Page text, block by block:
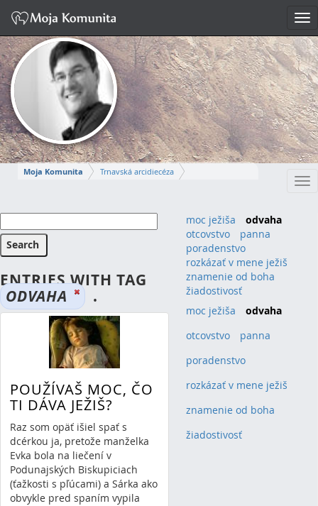
Moja Komunita
Trnavská arcidiecéza
STEFAN PATRIK
ENTRIES WITH TAG
ODVAHA .
POUŽÍVAŠ MOC, ČO
TI DÁVA JEŽIŠ?
Raz som opäť išiel spať s
dcérkou ja, pretože manželka
Evka bola na liečení v
Podunajských Biskupiciach
(ťažkosti s pľúcami) a Sárka ako
obvykle pred spaním vypila
moc ježiša
odvaha
otcovstvo
panna
poradenstvo
rozkázať v mene ježiš
znamenie od boha
žiadostivosť
moc ježiša (1)odvaha
otcovstvo (1)panna
poradenstvo
rozkázať v mene ježiš
znamenie od boha
žiadostivosť